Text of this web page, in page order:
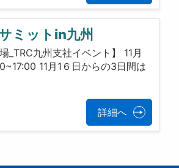
ミットin九州
_TRC九州支社イベント】 11月
11月1６日からの3日間は
詳細へ